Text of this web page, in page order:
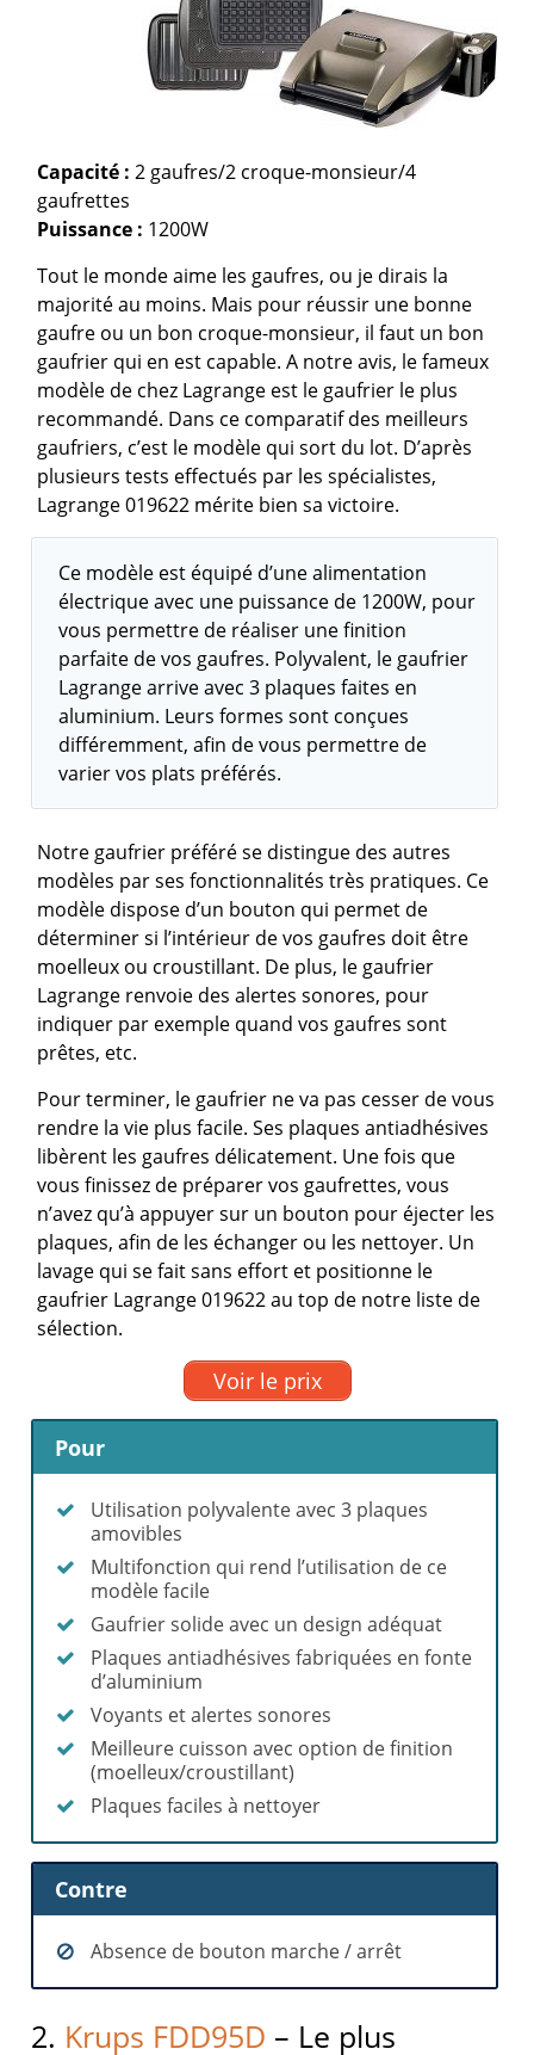
Capacité : 2 gaufres/2 croque-monsieur/4
gaufrettes
Puissance : 1200W
Tout le monde aime les gaufres, ou je dirais la
majorité au moins. Mais pour réussir une bonne
gaufre ou un bon croque-monsieur, il faut un bon
gaufrier qui en est capable. A notre avis, le fameux
modèle de chez Lagrange est le gaufrier le plus
recommandé. Dans ce comparatif des meilleurs
gaufriers, c’est le modèle qui sort du lot. D’après
plusieurs tests effectués par les spécialistes,
Lagrange 019622 mérite bien sa victoire.
Ce modèle est équipé d’une alimentation
électrique avec une puissance de 1200W, pour
vous permettre de réaliser une finition
parfaite de vos gaufres. Polyvalent, le gaufrier
Lagrange arrive avec 3 plaques faites en
aluminium. Leurs formes sont conçues
différemment, afin de vous permettre de
varier vos plats préférés.
Notre gaufrier préféré se distingue des autres
modèles par ses fonctionnalités très pratiques. Ce
modèle dispose d’un bouton qui permet de
déterminer si l’intérieur de vos gaufres doit être
moelleux ou croustillant. De plus, le gaufrier
Lagrange renvoie des alertes sonores, pour
indiquer par exemple quand vos gaufres sont
prêtes, etc.
Pour terminer, le gaufrier ne va pas cesser de vous
rendre la vie plus facile. Ses plaques antiadhésives
libèrent les gaufres délicatement. Une fois que
vous finissez de préparer vos gaufrettes, vous
n’avez qu’à appuyer sur un bouton pour éjecter les
plaques, afin de les échanger ou les nettoyer. Un
lavage qui se fait sans effort et positionne le
gaufrier Lagrange 019622 au top de notre liste de
sélection.
Voir le prix
Pour
Utilisation polyvalente avec 3 plaques
amovibles
Multifonction qui rend l’utilisation de ce
modèle facile
Gaufrier solide avec un design adéquat
Plaques antiadhésives fabriquées en fonte
d’aluminium
Voyants et alertes sonores
Meilleure cuisson avec option de finition
(moelleux/croustillant)
Plaques faciles à nettoyer
Contre
Absence de bouton marche / arrêt
2. Krups FDD95D – Le plus